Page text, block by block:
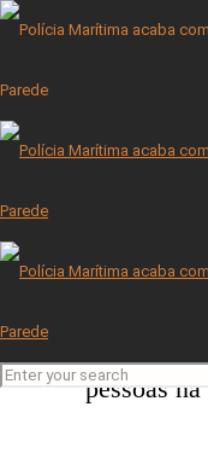
Pianista Olga Prats morre
03/03/2022
“evento
pessoas